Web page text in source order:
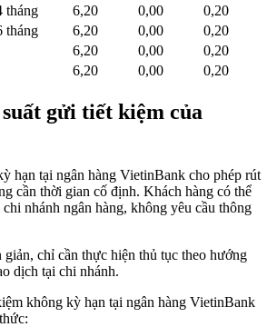
tháng
6,20 0,00
0,20
tháng
6,20 0,00
0,20
6,20 0,00
0,20
6,20 0,00 0,20
gửi tiết kiệm của
hạn tại ngân hàng VietinBank cho phép rút
cần thời gian cố định. Khách hàng có thể
nhánh ngân hàng, không yêu cầu thông
chỉ cần thực hiện thủ tục theo hướng
dịch tại chi nhánh.
không kỳ hạn tại ngân hàng VietinBank